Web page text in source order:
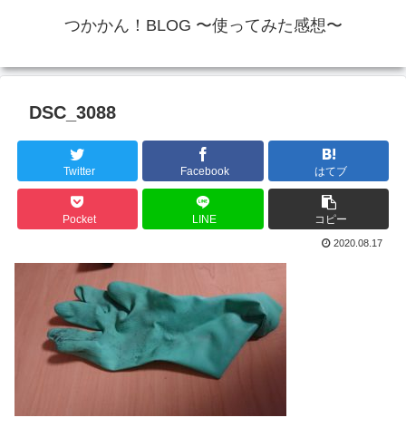
つかかん！BLOG 〜使ってみた感想〜
DSC_3088
Twitter Facebook はてブ
Pocket LINE コピー
2020.08.17